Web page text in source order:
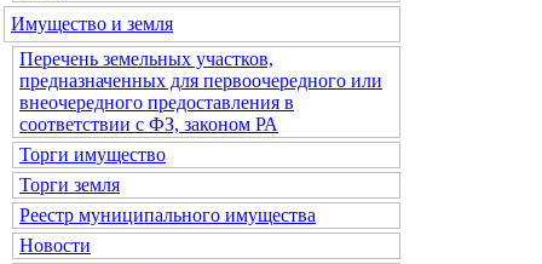
Имущество и земля
Перечень земельных участков,
предназначенных для первоочередного или
внеочередного предоставления в
соответствии с ФЗ, законом РА
Торги имущество
Торги земля
Реестр муниципального имущества
Новости